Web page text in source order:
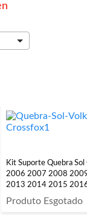
Kit Suporte Quebra
2006 2007 2008
2013 2014 2015
Grafite 2 Peças
Produto Esgotado